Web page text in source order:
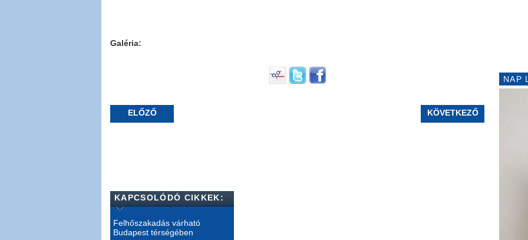
Galéria:
ELŐZŐ KÖVETKEZŐ
KAPCSOLÓDÓ CIKKEK:
Felhőszakadás várható
Budapest térségében
NAP